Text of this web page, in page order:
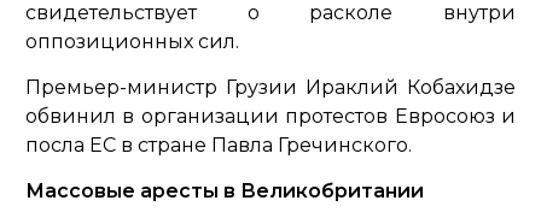
свидетельствует о расколе внутри
оппозиционных сил.
Премьер-министр Грузии Ираклий Кобахидзе
обвинил в организации протестов Евросоюз и
посла ЕС в стране Павла Гречинского.
Массовые аресты в Великобритании